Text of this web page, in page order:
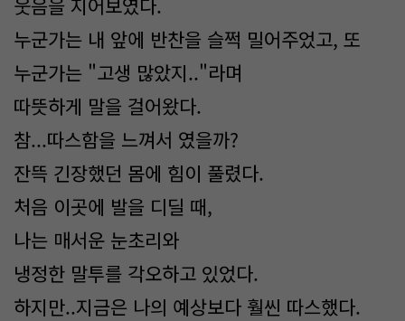
웃음을 지어보였다.
누군가는 내 앞에 반찬을 슬쩍 밀어주었고, 또
누군가는 "고생 많았지.."라며
따뜻하게 말을 걸어왔다.
참...따스함을 느껴서 였을까?
잔뜩 긴장했던 몸에 힘이 풀렸다.
처음 이곳에 발을 디딜 때,
나는 매서운 눈초리와
냉정한 말투를 각오하고 있었다.
하지만..지금은 나의 예상보다 훨씬 따스했다.